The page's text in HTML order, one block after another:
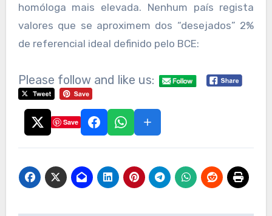
homóloga mais elevada. Nenhum país regista
valores que se aproximem dos “desejados” 2%
de referencial ideal definido pelo BCE:
Please follow and like us:
Save